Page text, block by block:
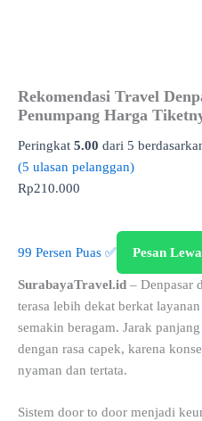
Rekomendasi Travel
Penumpang Harga
Peringkat 5.00 dari 5
(5 ulasan pelanggan)
Rp210.000
99 Persen Puas ✅ Pesan
SurabayaTravel.id – Denpasar
terasa lebih dekat berkat
semakin beragam. Jarak
dengan rasa capek, karena
nyaman dan tertata.
Sistem door to door menjadi